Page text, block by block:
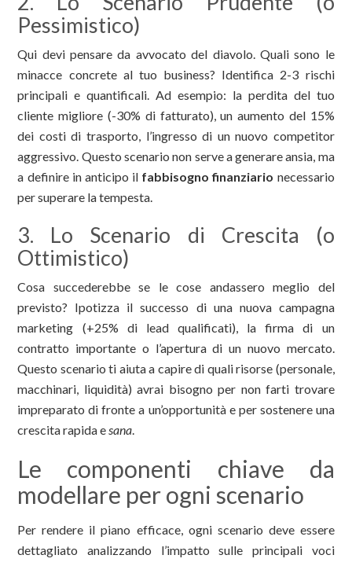
Pessimistico)
Qui devi pensare da avvocato del diavolo. Quali sono le
minacce concrete al tuo business? Identifica 2-3 rischi
principali e quantificali. Ad esempio: la perdita del tuo
cliente migliore (-30% di fatturato), un aumento del 15%
dei costi di trasporto, l’ingresso di un nuovo competitor
aggressivo. Questo scenario non serve a generare ansia, ma
a definire in anticipo il fabbisogno finanziario necessario
per superare la tempesta.
3. Lo Scenario di Crescita (o
Ottimistico)
Cosa succederebbe se le cose andassero meglio del
previsto? Ipotizza il successo di una nuova campagna
marketing (+25% di lead qualificati), la firma di un
contratto importante o l’apertura di un nuovo mercato.
Questo scenario ti aiuta a capire di quali risorse (personale,
macchinari, liquidità) avrai bisogno per non farti trovare
impreparato di fronte a un’opportunità e per sostenere una
crescita rapida esana.
Le componenti chiave da
modellare per ogni scenario
Per rendere il piano efficace, ogni scenario deve essere
dettagliato analizzando l’impatto sulle principali voci